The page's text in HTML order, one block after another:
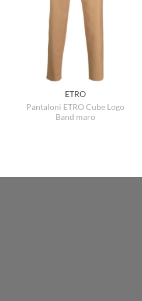
ETRO
Pantaloni ETRO Cube Logo
Band maro